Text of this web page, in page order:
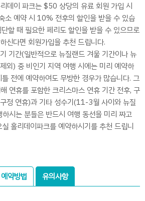
데이 파크는 $50 상당의 유료 회원 가입 시
소 예약 시 10% 전후의 할인을 받을 수 있습
할 때 필요한 페리도 할인을 받을 수 있으므로
신다면 회원가입을 추천 드립니다.
기간(일반적으로 뉴질랜드 겨울 기간이나 뉴
외) 중 비인기 지역 여행 시에는 미리 예약하
전에 예약하여도 무방한 경우가 많습니다. 그
연휴를 포함한 크리스마스 연휴 기간 전후, 구
정 연휴)과 기타 성수기(11-3월 사이와 뉴질
시는 분들은 반드시 여행 동선을 미리 짜고
홀리데이파크를 예약하시기를 추천 드립니
예약방법 유의사항